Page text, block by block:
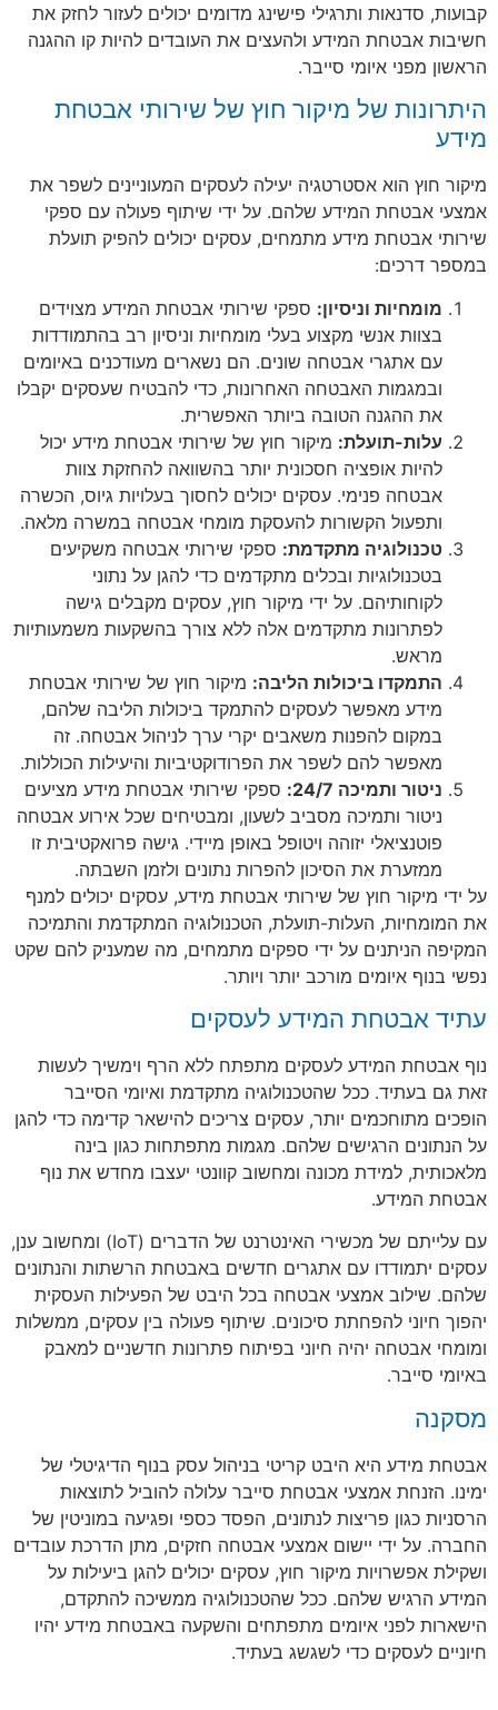
קבועות, סדנאות ותרגילי פישינג מדומים יכולים לעזור לחזק את
חשיבות אבטחת המידע ולהעצים את העובדים להיות קו ההגנה
הראשון מפני איומי סייבר.
היתרונות של מיקור חוץ של שירותי אבטחת
מידע
מיקור חוץ הוא אסטרטגיה יעילה לעסקים המעוניינים לשפר את
אמצעי אבטחת המידע שלהם. על ידי שיתוף פעולה עם ספקי
שירותי אבטחת מידע מתמחים, עסקים יכולים להפיק תועלת
במספר דרכים:
מומחיות וניסיון: ספקי שירותי אבטחת המידע מצוידים
בצוות אנשי מקצוע בעלי מומחיות וניסיון רב בהתמודדות
עם אתגרי אבטחה שונים. הם נשארים מעודכנים באיומים
ובמגמות האבטחה האחרונות, כדי להבטיח שעסקים יקבלו
את ההגנה הטובה ביותר האפשרית.
עלות-תועלת: מיקור חוץ של שירותי אבטחת מידע יכול
להיות אופציה חסכונית יותר בהשוואה להחזקת צוות
אבטחה פנימי. עסקים יכולים לחסוך בעלויות גיוס, הכשרה
ותפעול הקשורות להעסקת מומחי אבטחה במשרה מלאה.
טכנולוגיה מתקדמת: ספקי שירותי אבטחה משקיעים
בטכנולוגיות ובכלים מתקדמים כדי להגן על נתוני
לקוחותיהם. על ידי מיקור חוץ, עסקים מקבלים גישה
לפתרונות מתקדמים אלה ללא צורך בהשקעות משמעותיות
מראש.
התמקדו ביכולות הליבה: מיקור חוץ של שירותי אבטחת
מידע מאפשר לעסקים להתמקד ביכולות הליבה שלהם,
במקום להפנות משאבים יקרי ערך לניהול אבטחה. זה
מאפשר להם לשפר את הפרודוקטיביות והיעילות הכוללות.
ניטור ותמיכה 24/7:
ספקי שירותי אבטחת מידע מציעים
ניטור ותמיכה מסביב לשעון, ומבטיחים שכל אירוע אבטחה
פוטנציאלי יזוהה ויטופל באופן מיידי. גישה פרואקטיבית זו
ממזערת את הסיכון להפרות נתונים ולזמן השבתה.
על ידי מיקור חוץ של שירותי אבטחת מידע, עסקים יכולים למנף
את המומחיות, העלות-תועלת, הטכנולוגיה המתקדמת והתמיכה
המקיפה הניתנים על ידי ספקים מתמחים, מה שמעניק להם שקט
נפשי בנוף איומים מורכב יותר ויותר.
עתיד אבטחת המידע לעסקים
נוף אבטחת המידע לעסקים מתפתח ללא הרף וימשיך לעשות
זאת גם בעתיד. ככל שהטכנולוגיה מתקדמת ואיומי הסייבר
הופכים מתוחכמים יותר, עסקים צריכים להישאר קדימה כדי להגן
על הנתונים הרגישים שלהם. מגמות מתפתחות כגון בינה
מלאכותית, למידת מכונה ומחשוב קוונטי יעצבו מחדש את נוף
אבטחת המידע.
עם עלייתם של מכשירי האינטרנט של הדברים (IoT) ומחשוב ענן,
עסקים יתמודדו עם אתגרים חדשים באבטחת הרשתות והנתונים
שלהם. שילוב אמצעי אבטחה בכל היבט של הפעילות העסקית
יהפוך חיוני להפחתת סיכונים. שיתוף פעולה בין עסקים, ממשלות
ומומחי אבטחה יהיה חיוני בפיתוח פתרונות חדשניים למאבק
באיומי סייבר.
מסקנה
אבטחת מידע היא היבט קריטי בניהול עסק בנוף הדיגיטלי של
ימינו. הזנחת אמצעי אבטחת סייבר עלולה להוביל לתוצאות
הרסניות כגון פריצות לנתונים, הפסד כספי ופגיעה במוניטין של
החברה. על ידי יישום אמצעי אבטחה חזקים, מתן הדרכת עובדים
ושקילת אפשרויות מיקור חוץ, עסקים יכולים להגן ביעילות על
המידע הרגיש שלהם. ככל שהטכנולוגיה ממשיכה להתקדם,
הישארות לפני איומים מתפתחים והשקעה באבטחת מידע יהיו
חיוניים לעסקים כדי לשגשג בעתיד.